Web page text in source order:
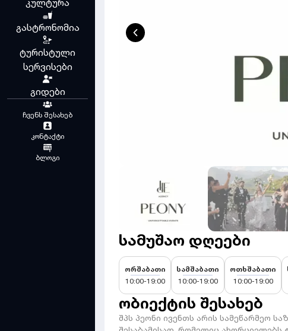
კულტურა
გასტრონომია
ტურისტული
სერვისები
გიდები
ჩვენს შესახებ
კონტაქტი
ბლოგი
სამუშაო დღეები
ორშაბათი
10:00-19:00
სამშაბათი
10:00-19:00
ოთხშაბათი
10:00-19:00
ობიექტის შესახებ
შპს პეონი ივენთს არის სამეწარმეო